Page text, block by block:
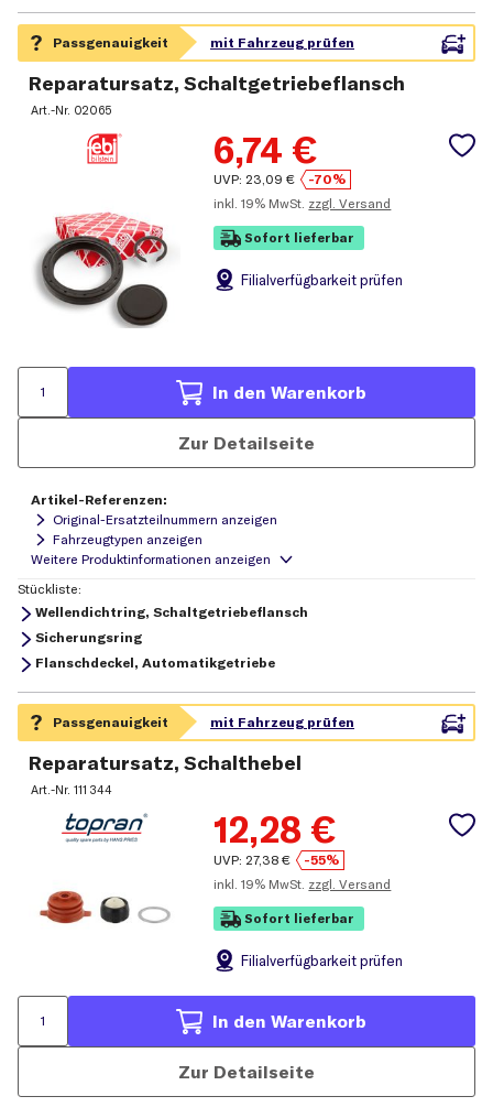
Reparatursatz, Schaltgetriebeflansch
Art.-Nr. 02065
6,74 €
UVP:23,09 €
-70%
inkl. 19% MwSt. zzgl. Versand
Sofort lieferbar
Filialverfügbarkeit prüfen
In den Warenkorb
Zur Detailseite
Artikel-Referenzen:
Original-Ersatzteilnummern anzeigen
Fahrzeugtypen anzeigen
Stückliste:
Wellendichtring, Schaltgetriebeflansch
Sicherungsring
Flanschdeckel, Automatikgetriebe
Reparatursatz, Schalthebel
Art.-Nr.111 344
12,28 €
UVP:27,38 €
-55%
inkl. 19% MwSt. zzgl. Versand
Sofort lieferbar
Filialverfügbarkeit prüfen
In den Warenkorb
Zur Detailseite